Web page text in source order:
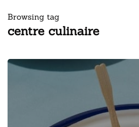
Browsing tag
centre culinaire